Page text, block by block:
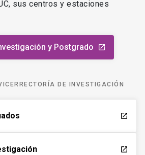
sus centros y estaciones
y Postgrado launch
DE INVESTIGACIÓN
launch
launch